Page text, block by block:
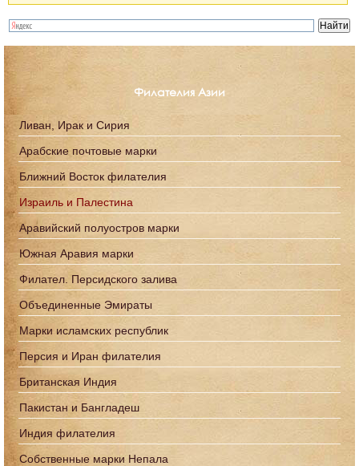
Филателия Азии
Ливан, Ирак и Сирия
Арабские почтовые марки
Ближний Восток филателия
Израиль и Палестина
Аравийский полуостров марки
Южная Аравия марки
Филател. Персидского залива
Объединенные Эмираты
Марки исламских республик
Персия и Иран филателия
Британская Индия
Пакистан и Бангладеш
Индия филателия
Собственные марки Непала